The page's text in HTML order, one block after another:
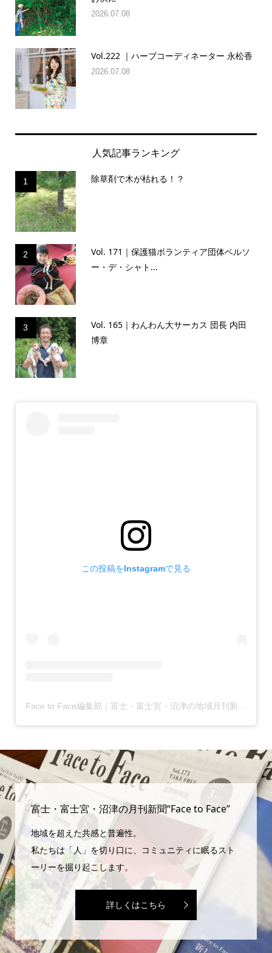
2026.07.08
Vol.222 ｜ハーブコーディネーター 永松香
2026.07.08
人気記事ランキング
1 除草剤で木が枯れる！？
2
Vol. 171｜保護猫ボランティア団体ベルソ
ー・デ・シャト...
3
Vol. 165｜わんわん大サーカス 団長 内田
博章
この投稿をInstagramで見る
富士・富士宮・沼津の月刊新聞“Face to Face”
地域を超えた共感と普遍性。
私たちは「人」を切り口に、コミュニティに眠るスト
ーリーを掘り起こします。
詳しくはこちら